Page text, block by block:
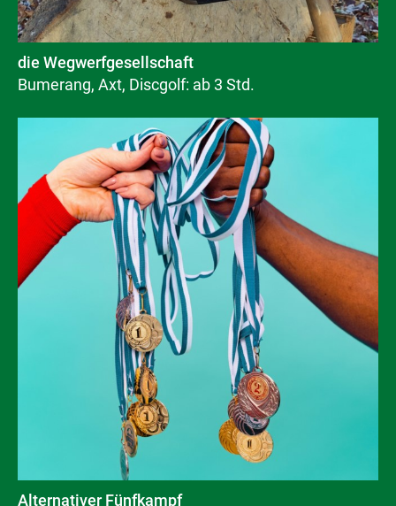
die Wegwerfgesellschaft
Bumerang, Axt, Discgolf: ab 3 Std.
Alternativer Fünfkampf